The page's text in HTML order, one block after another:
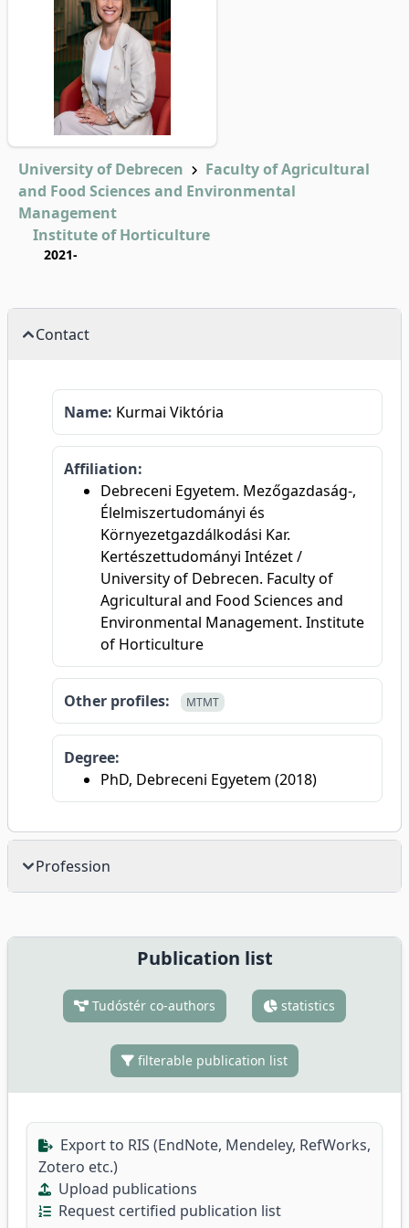
University of Debrecen
Faculty of Agricultural
and Food Sciences and Environmental
Management
Institute of Horticulture
2021-
Contact
Name: Kurmai Viktória
Affiliation:
Debreceni Egyetem. Mezőgazdaság-,
Élelmiszertudományi és
Környezetgazdálkodási Kar.
Kertészettudományi Intézet /
University of Debrecen. Faculty of
Agricultural and Food Sciences and
Environmental Management. Institute
of Horticulture
Other profiles: MTMT
Degree:
PhD, Debreceni Egyetem (2018)
Profession
Publication list
Tudóstér co-authors statistics
filterable publication list
Export to RIS (EndNote, Mendeley, RefWorks,
Zotero etc.)
Upload publications
Request certified publication list